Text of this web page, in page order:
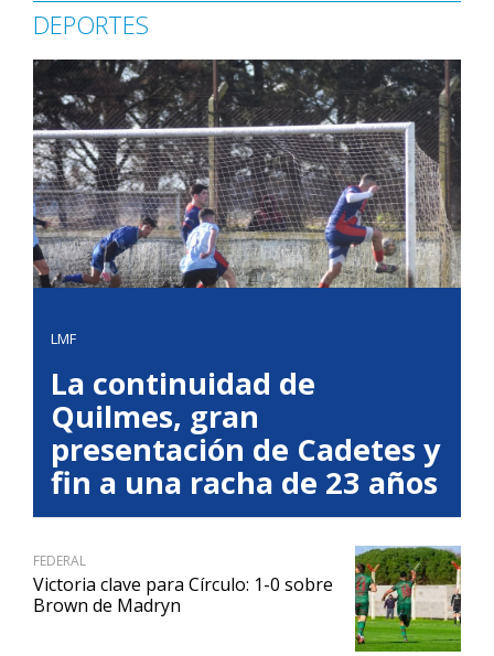
DEPORTES
LMF
La continuidad de
Quilmes, gran
presentación de Cadetes y
fin a una racha de 23 años
FEDERAL
Victoria clave para Círculo: 1-0 sobre
Brown de Madryn